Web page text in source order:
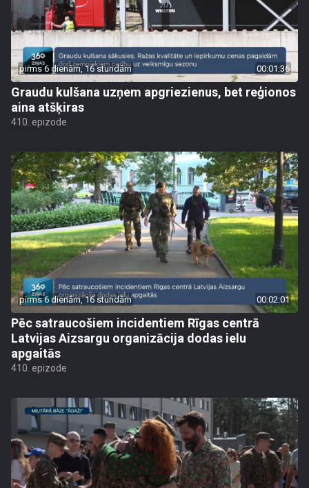
pirms 6 dienām, 16 stundām 00:01:36
Graudu kulšana uzņem apgriezienus, bet reģionos
aina atšķiras
410. epizode
pirms 6 dienām, 16 stundām 00:02:01
Pēc satraucošiem incidentiem Rīgas centrā
Latvijas Aizsargu organizācija dodas ielu
apgaitās
410. epizode